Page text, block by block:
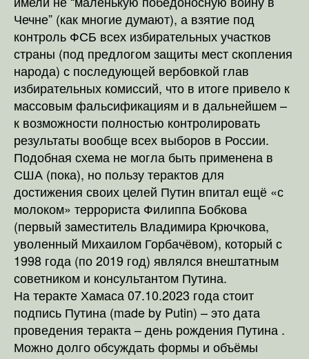
Чечне” (как многие думают), а взятие под
контроль ФСБ всех избирательных участков
страны (под предлогом защиты мест скопления
народа) с последующей вербовкой глав
избирательных комиссий, что в итоге привело к
массовым фальсификациям и в дальнейшем –
к возможности полностью контролировать
результаты вообще всех выборов в России.
Подобная схема не могла быть применена в
США (пока), но пользу терактов для
достижения своих целей Путин впитал ещё «с
молоком» террориста Филиппа Бобкова
(первый заместитель Владимира Крючкова,
уволенный Михаилом Горбачёвом), который с
1998 года (по 2019 год) являлся внештатным
советником и консультантом Путина.
На теракте Хамаса 07.10.2023 года стоит
подпись Путина (made by Putin) – это дата
проведения теракта – день рождения Путина .
Можно долго обсуждать формы и объёмы